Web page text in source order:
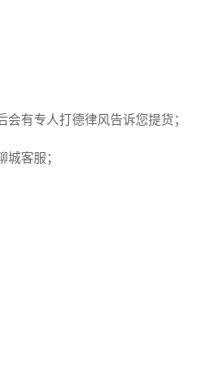
有专人打德律风告诉您提货；
客服；